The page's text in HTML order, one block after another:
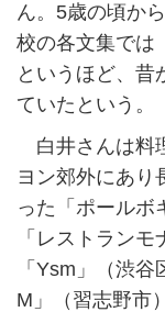
ん。5歳の頃か
校の各文集では
というほど、昔
ていたという。
白井さんは料
ヨン郊外にあり
った「ポールボ
「レストラン
「Ysm」（渋
M」（習志野市